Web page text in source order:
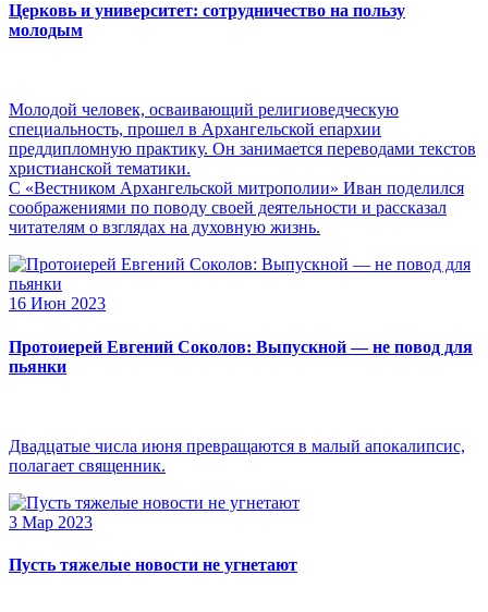
Церковь и университет: сотрудничество на пользу
молодым
Молодой человек, осваивающий религиоведческую
специальность, прошел в Архангельской епархии
преддипломную практику. Он занимается переводами текстов
христианской тематики.
С «Вестником Архангельской митрополии» Иван поделился
соображениями по поводу своей деятельности и рассказал
читателям о взглядах на духовную жизнь.
16 Июн 2023
Протоиерей Евгений Соколов: Выпускной — не повод для
пьянки
Двадцатые числа июня превращаются в малый апокалипсис,
полагает священник.
3 Мар 2023
Пусть тяжелые новости не угнетают